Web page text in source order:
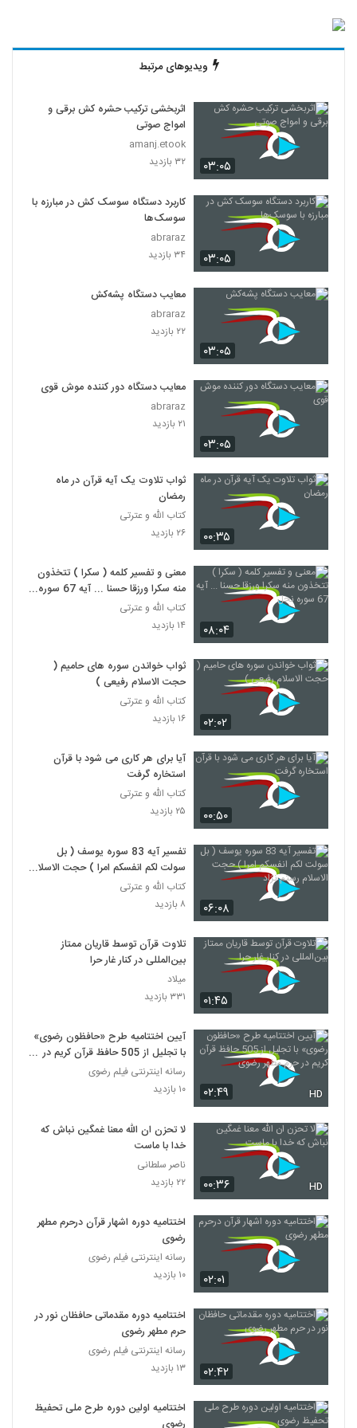
ویدیوهای مرتبط
۰۳:۰۵
اثربخشی ترکیب حشره کش برقی و
امواج صوتی
amanj.etook
۳۲ بازدید
۰۳:۰۵
کاربرد دستگاه سوسک کش در مبارزه با
سوسک‌ها
abraraz
۳۴ بازدید
۰۳:۰۵
معایب دستگاه پشه‌کش
abraraz
۲۲ بازدید
۰۳:۰۵
معایب دستگاه دور کننده موش قوی
abraraz
۲۱ بازدید
۰۰:۳۵
ثواب تلاوت یک آیه قرآن در ماه
رمضان
کتاب الله و عترتی
۲۶ بازدید
۰۸:۰۴
معنی و تفسیر کلمه ( سکرا ) تتخذون
منه سکرا ورزقا حسنا ... آیه 67 سوره
نحل
کتاب الله و عترتی
۱۴ بازدید
۰۲:۰۲
ثواب خواندن سوره های حامیم (
حجت الاسلام رفیعی )
کتاب الله و عترتی
۱۶ بازدید
۰۰:۵۰
آیا برای هر کاری می شود با قرآن
استخاره گرفت
کتاب الله و عترتی
۲۵ بازدید
۰۶:۰۸
تفسیر آیه 83 سوره یوسف ( بل
سولت لکم انفسکم امرا ) حجت الاسلام
رستم نژاد
کتاب الله و عترتی
۸ بازدید
۰۱:۴۵
تلاوت قرآن توسط قاریان ممتاز
بین‌المللی در کنار غار حرا
میلاد
۳۳۱ بازدید
۰۲:۴۹ HD
آیین اختتامیه طرح «حافظون رضوی»
با تجلیل از 505 حافظ قرآن کریم در
حرم مطهر رضوی
رسانه اینترنتی فیلم رضوی
۱۰ بازدید
۰۰:۳۶ HD
لا تحزن ان الله معنا غمگین نباش که
خدا با ماست
ناصر سلطانی
۲۲ بازدید
۰۲:۰۱
اختتامیه دوره اشهار قرآن درحرم مطهر
رضوی
رسانه اینترنتی فیلم رضوی
۱۰ بازدید
۰۲:۴۲
اختتامیه دوره مقدماتی حافظان نور در
حرم مطهر رضوی
رسانه اینترنتی فیلم رضوی
۱۳ بازدید
اختتامیه اولین دوره طرح ملی تحفیظ
رضوی